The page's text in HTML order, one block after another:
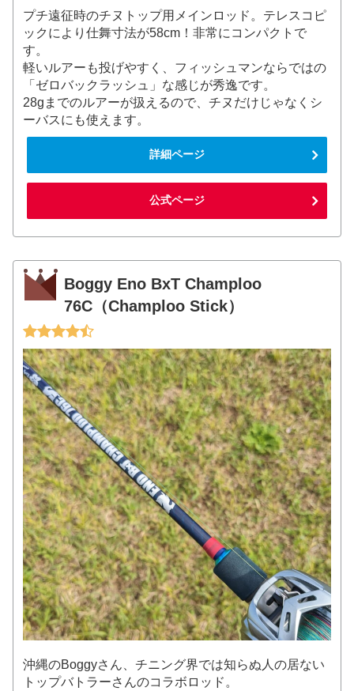
プチ遠征時のチヌトップ用メインロッド。テレスコピ
ックにより仕舞寸法が58cm！非常にコンパクトで
す。
軽いルアーも投げやすく、フィッシュマンならではの
「ゼロバックラッシュ」な感じが秀逸です。
28gまでのルアーが扱えるので、チヌだけじゃなくシ
ーバスにも使えます。
詳細ページ
公式ページ
Boggy Eno BxT Champloo
76C（Champloo Stick）
沖縄のBoggyさん、チニング界では知らぬ人の居ない
トップバトラーさんのコラボロッド。